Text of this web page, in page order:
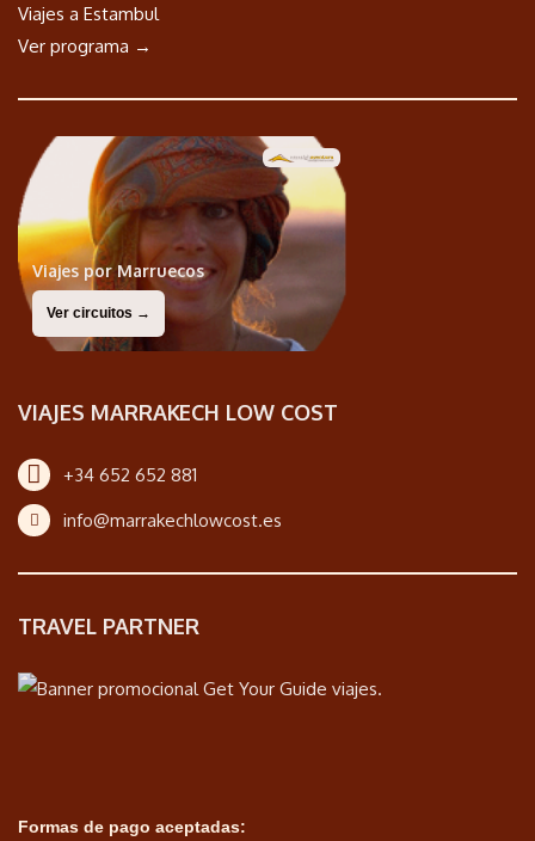
Viajes a Estambul
Ver programa →
Viajes por Marruecos
Ver circuitos →
VIAJES MARRAKECH LOW COST
+34 652 652 881
info@marrakechlowcost.es
TRAVEL PARTNER
Formas de pago aceptadas: